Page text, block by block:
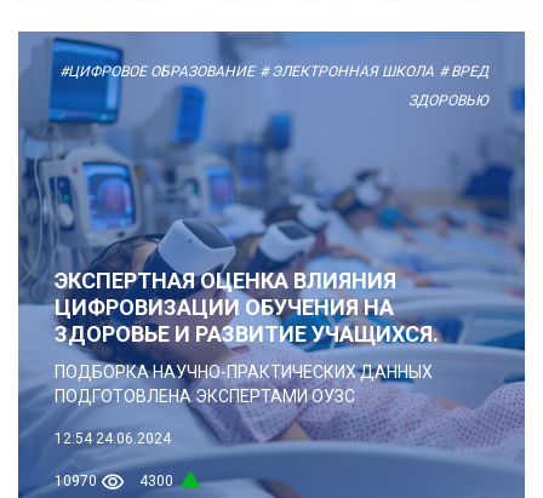
#ЦИФРОВОЕ ОБРАЗОВАНИЕ # ЭЛЕКТРОННАЯ ШКОЛА # ВРЕД
ЗДОРОВЬЮ
ЭКСПЕРТНАЯ ОЦЕНКА ВЛИЯНИЯ
ЦИФРОВИЗАЦИИ ОБУЧЕНИЯ НА
ЗДОРОВЬЕ И РАЗВИТИЕ УЧАЩИХСЯ.
ПОДБОРКА НАУЧНО-ПРАКТИЧЕСКИХ ДАННЫХ
ПОДГОТОВЛЕНА ЭКСПЕРТАМИ ОУЗС
12:54 24.06.2024
10970 4300